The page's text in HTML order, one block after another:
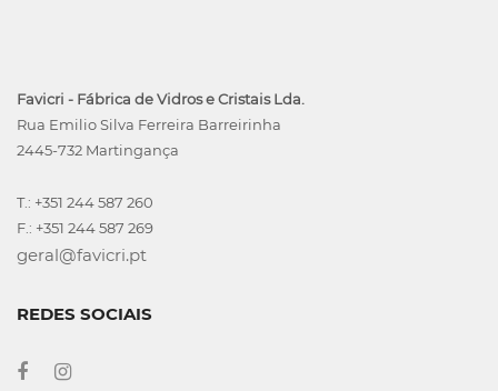
Favicri - Fábrica de Vidros e Cristais Lda.
Rua Emilio Silva Ferreira Barreirinha
2445-732 Martingança
T.: +351 244 587 260
F.: +351 244 587 269
geral@favicri.pt
REDES SOCIAIS